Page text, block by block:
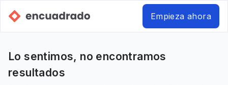
Empieza ahora
Lo sentimos, no encontramos
resultados